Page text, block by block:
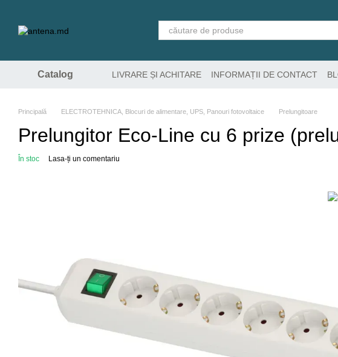
Catalog LIVRARE ȘI ACHITARE INFORMAȚII DE CONTACT
Principală ELECTROTEHNICA, Blocuri de alimentare, UPS, Panouri fotovoltaice Prelungitoare
Prelungitor Eco-Line cu 6 prize
În stoc Lasa-ți un comentariu